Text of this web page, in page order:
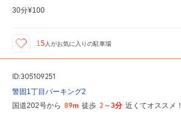
30分¥100
15 人がお気に入りの駐車場
ID:305109251
警固1丁目パーキング2
国道202号から 89m 徒歩 2～3分 近くてオススメ！